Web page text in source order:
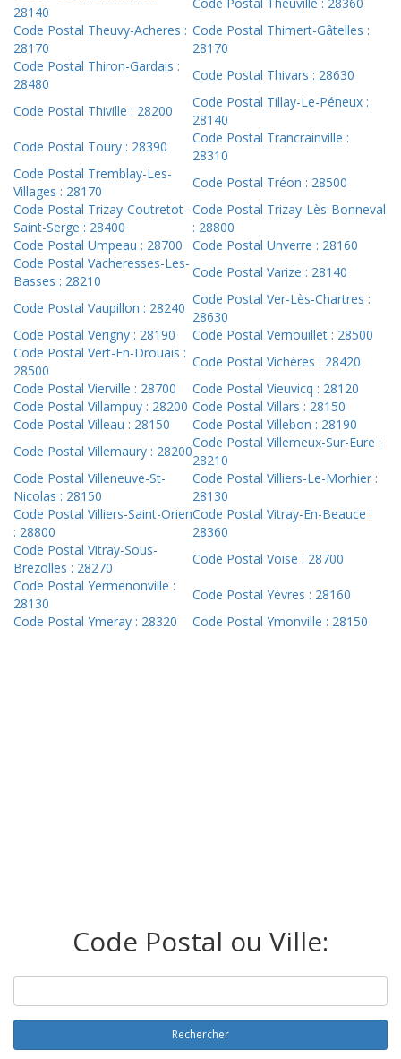
28140
Code Postal Theuville : 28360
Code Postal Theuvy-Acheres :
28170
Code Postal Thimert-Gâtelles :
28170
Code Postal Thiron-Gardais :
28480
Code Postal Thivars : 28630
Code Postal Thiville : 28200
Code Postal Tillay-Le-Péneux :
28140
Code Postal Toury : 28390
Code Postal Trancrainville :
28310
Code Postal Tremblay-Les-
Villages : 28170
Code Postal Tréon : 28500
Code Postal Trizay-Coutretot-
Saint-Serge : 28400
Code Postal Trizay-Lès-Bonneval
: 28800
Code Postal Umpeau : 28700
Code Postal Unverre : 28160
Code Postal Vacheresses-Les-
Basses : 28210
Code Postal Varize : 28140
Code Postal Vaupillon : 28240
Code Postal Ver-Lès-Chartres :
28630
Code Postal Verigny : 28190
Code Postal Vernouillet : 28500
Code Postal Vert-En-Drouais :
28500
Code Postal Vichères : 28420
Code Postal Vierville : 28700
Code Postal Vieuvicq : 28120
Code Postal Villampuy : 28200 Code Postal Villars : 28150
Code Postal Villeau : 28150
Code Postal Villebon : 28190
Code Postal Villemaury : 28200
Code Postal Villemeux-Sur-Eure :
28210
Code Postal Villeneuve-St-
Nicolas : 28150
Code Postal Villiers-Le-Morhier :
28130
Code Postal Villiers-Saint-Orien
: 28800
Code Postal Vitray-En-Beauce :
28360
Code Postal Vitray-Sous-
Brezolles : 28270
Code Postal Voise : 28700
Code Postal Yermenonville :
28130
Code Postal Yèvres : 28160
Code Postal Ymeray : 28320
Code Postal Ymonville : 28150
Code Postal ou Ville:
Rechercher